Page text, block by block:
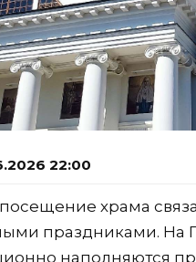
22:00
храма
праздниками. На
наполняются